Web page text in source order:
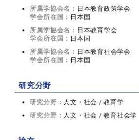
所属学協会名： 日本教育政策学会
学会所在国： 日本国
所属学協会名： 日本教育学会
学会所在国： 日本国
所属学協会名： 日本教育社会学会
学会所在国： 日本国
研究分野
研究分野： 人文・社会 / 教育学
研究分野： 人文・社会 / 教育社会学